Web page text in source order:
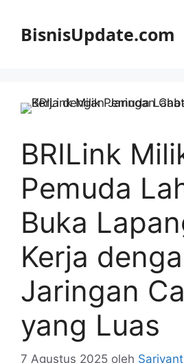
BisnisUpdate.com
BRILink
Pemuda
Buka
Kerja
Jaringan
yang Luas
7 Agustus 2025 oleh